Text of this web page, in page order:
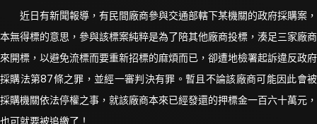
近日有新聞報導，有民間廠商參與交通部轄下某機關的政府採購案，
本無得標的意思，參與該標案純粹是為了陪其他廠商投標，湊足三家廠商
來開標，以避免流標而要重新招標的麻煩而已，卻遭地檢署起訴違反政府
採購法第87條之罪，並經一審判決有罪。暫且不論該廠商可能因此會被
採購機關依法停權之事，就該廠商本來已經發還的押標金一百六十萬元，
也可就要被追繳了！